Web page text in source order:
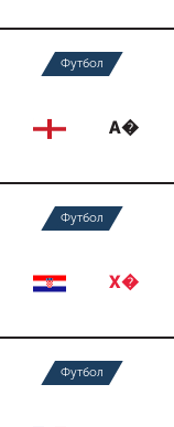
Футбол
А�
Футбол
Х�
Футбол